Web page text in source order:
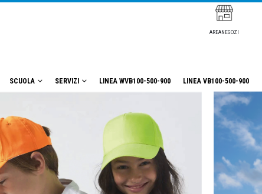
AREANEGOZI
SCUOLA SERVIZI LINEA WVB100-500-900 LINEA VB100-500-900